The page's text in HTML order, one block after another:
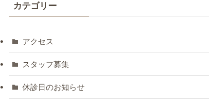
カテゴリー
アクセス
スタッフ募集
休診日のお知らせ